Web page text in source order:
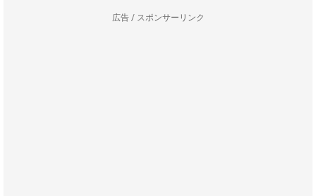
広告 / スポンサーリンク